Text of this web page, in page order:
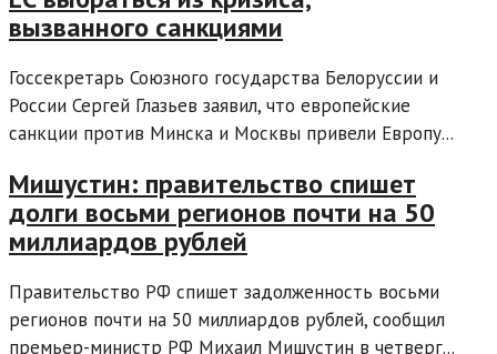
вызванного санкциями
Госсекретарь Союзного государства Белоруссии и
России Сергей Глазьев заявил, что европейские
санкции против Минска и Москвы привели Европу...
Мишустин: правительство спишет
долги восьми регионов почти на 50
миллиардов рублей
Правительство РФ спишет задолженность восьми
регионов почти на 50 миллиардов рублей, сообщил
премьер-министр РФ Михаил Мишустин в четверг...